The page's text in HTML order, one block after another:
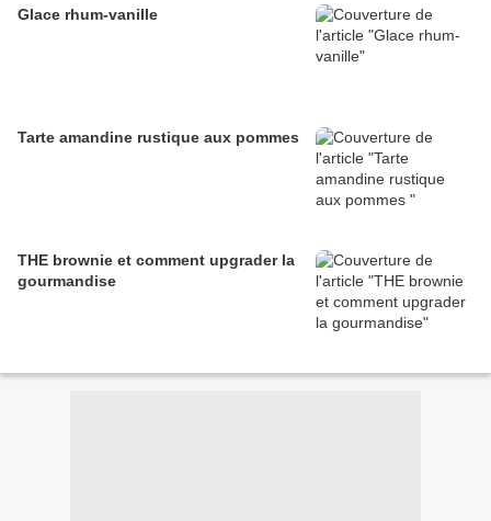
Glace rhum-vanille
Tarte amandine rustique aux pommes
THE brownie et comment upgrader la
gourmandise